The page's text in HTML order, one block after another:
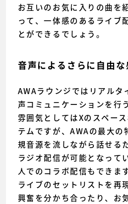
お互いのお気に入りの曲を
って、一体感のあるライブ
とができるでしょう。
音声によるさらに自由な
AWAラウンジではリアルタ
声コミュニケーションを行
雰囲気としてはXのスペー
テムですが、AWAの最大の
規音源を流しながら話せる
ラジオ配信が可能となって
人でのコラボ配信もできます
ライブのセットリストを再
興奮を分かち合ったり、お